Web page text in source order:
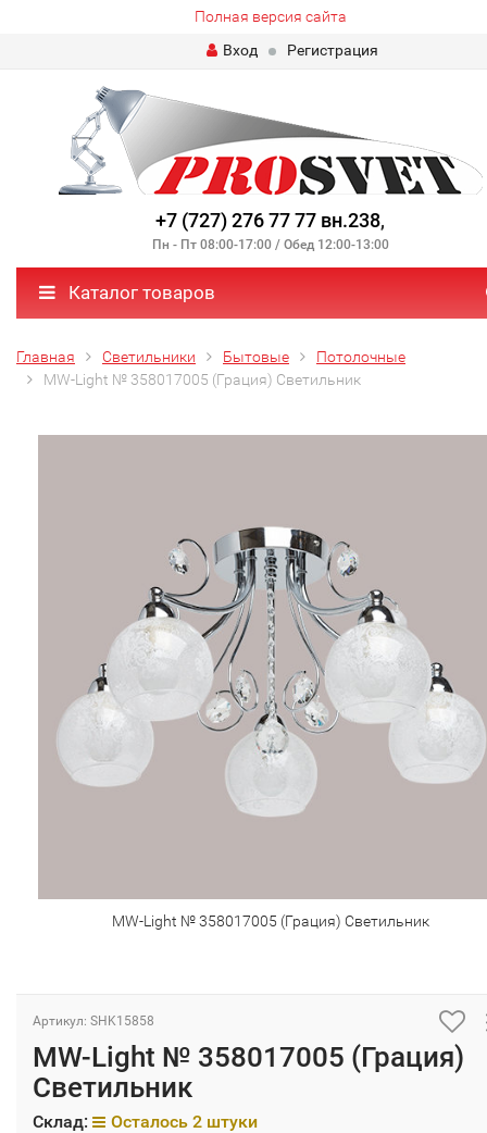
Полная версия сайта
Вход
Регистрация
+7 (727) 276 77 77 вн.238,
Пн - Пт 08:00-17:00 / Обед 12:00-13:00
Каталог товаров
Главная Светильники Бытовые
Потолочные
MW-Light № 358017005 (Грация) Светильник
MW-Light № 358017005 (Грация) Светильник
Артикул: SHK15858
MW-Light № 358017005 (Грация)
Светильник
Склад: Осталось 2 штуки